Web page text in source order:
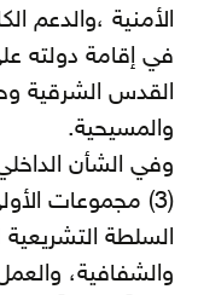
الأمنية ،والدعم
في إقامة دولته
القدس الشرقية
والمسيحية.
(3) مجموعات
السلطة التشريعية
والشفافية،